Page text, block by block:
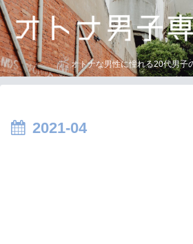
オトナな男性に憧れる20代男子
2021-04